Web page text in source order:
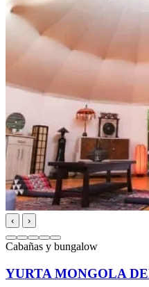
‹ ›
Cabañas y bungalow
YURTA MONGOLA